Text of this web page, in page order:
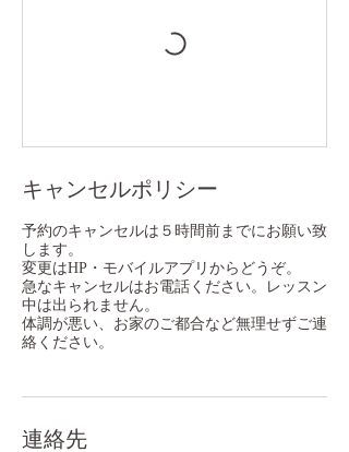
キャンセルポリシー
予約のキャンセルは５時間前までにお願い致
します。
変更はHP・モバイルアプリからどうぞ。
急なキャンセルはお電話ください。レッスン
中は出られません。
体調が悪い、お家のご都合など無理せずご連
絡ください。
連絡先